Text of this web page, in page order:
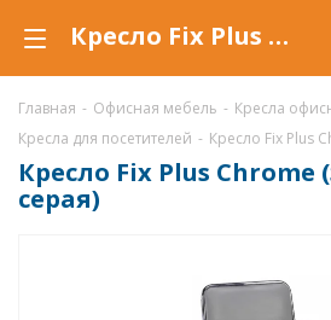
Кресло Fix Plus Chrome (экокожа серая)
Главная - Офисная мебель - Кресла
Кресла для посетителей - Кресло Fix Plus
Кресло Fix Plus Chrome
серая)